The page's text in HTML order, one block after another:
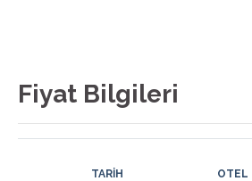
Fiyat Bilgileri
TARİH OTEL